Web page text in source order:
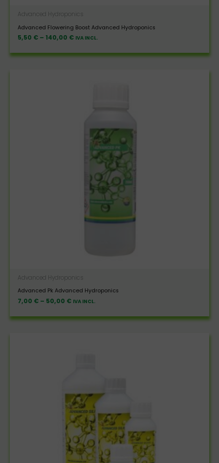
Advanced Hydroponics
Advanced Flowering Boost Advanced Hydroponics
5,50 € – 140,00 € IVA INCL.
Advanced Hydroponics
Advanced Pk Advanced Hydroponics
7,00 € – 50,00 € IVA INCL.